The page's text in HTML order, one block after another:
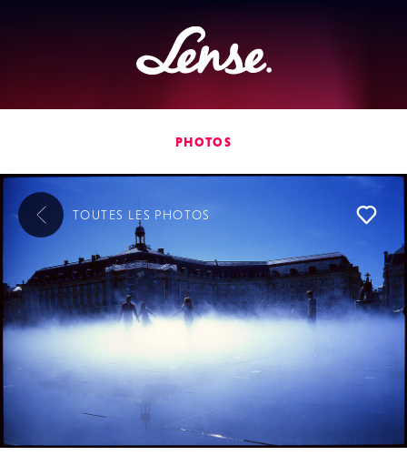
Lense
PHOTOS
TOUTES LES PHOTOS